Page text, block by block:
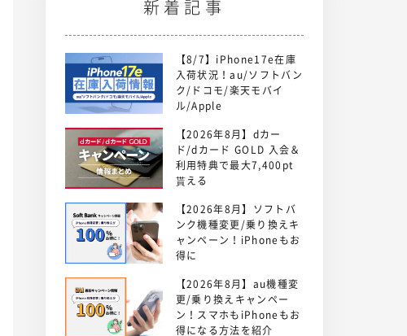
新着記事
【8/7】iPhone17e在庫
入荷状況！au/ソフトバン
ク/ドコモ/楽天モバイ
ル/Apple
【2026年8月】dカー
ド/dカード GOLD 入会＆
利用特典で最大7,400pt
貰える
【2026年8月】ソフトバ
ンク機種変更/乗り換えキ
ャンペーン！iPhoneもお
得に
【2026年8月】au機種変
更/乗り換えキャンペー
ン！スマホもiPhoneもお
得になる方法を紹介